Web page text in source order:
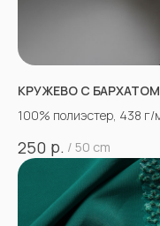
КРУЖЕВО С
100% полиэстер, 438 г/
250 р. / 50 cm